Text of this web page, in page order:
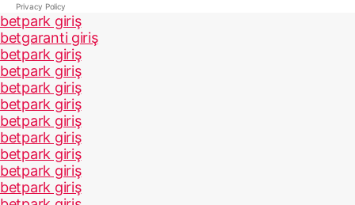
Privacy Policy
betpark giriş
betgaranti giriş
betpark giriş
betpark giriş
betpark giriş
betpark giriş
betpark giriş
betpark giriş
betpark giriş
betpark giriş
betpark giriş